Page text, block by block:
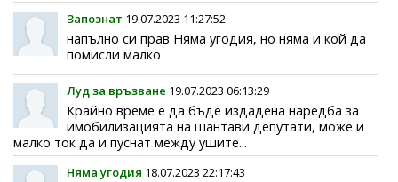
Запознат 19.07.2023 11:27:52
напълно си прав Няма угодия, но няма и кой да
помисли малко
Луд за връзване 19.07.2023 06:13:29
Крайно време е да бъде издадена наредба за
имобилизацията на шантави депутати, може и
малко ток да и пуснат между ушите...
Няма угодия 18.07.2023 22:17:43